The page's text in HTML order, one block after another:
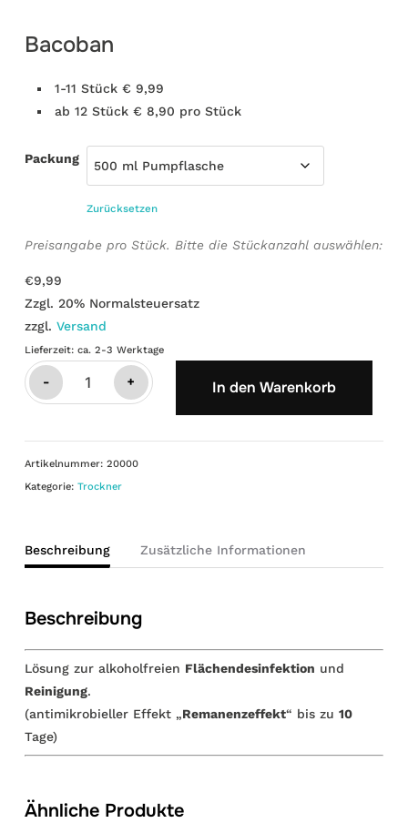
Bacoban
1-11 Stück € 9,99
ab 12 Stück € 8,90 pro Stück
Packung
Zurücksetzen
Preisangabe pro Stück. Bitte die Stückanzahl auswählen:
€9,99
Zzgl. 20% Normalsteuersatz
zzgl. Versand
Lieferzeit: ca. 2-3 Werktage
-
Bacoban
Menge
+ In den Warenkorb
Artikelnummer: 20000
Kategorie: Trockner
Beschreibung Zusätzliche Informationen
Beschreibung
Lösung zur alkoholfreien Flächendesinfektion und
Reinigung.
(antimikrobieller Effekt „Remanenzeffekt“ bis zu 10
Tage)
Ähnliche Produkte